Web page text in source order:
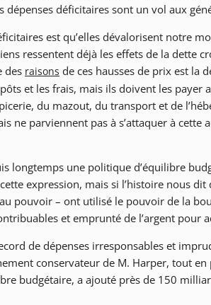
déficitaires sont un vol aux
est qu’elles dévalorisent notre
ressentent déjà les effets de la dette
des raisons de ces hausses de prix est la
et les frais, mais ils doivent les payer
du mazout, du transport et de
ne parviennent pas à s’attaquer à cette
longtemps une politique d’équilibre
expression, mais si l’histoire nous dit
pouvoir – ont utilisé le pouvoir de la
et emprunté de l’argent pour
de dépenses irresponsables et
conservateur de M. Harper, tout
budgétaire, a ajouté près de 150